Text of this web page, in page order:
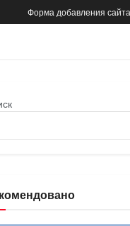
Форма добавления сайта